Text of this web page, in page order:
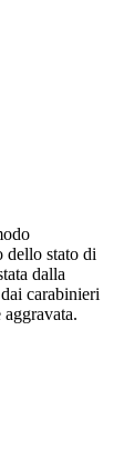
dello stato di
dalla
carabinieri